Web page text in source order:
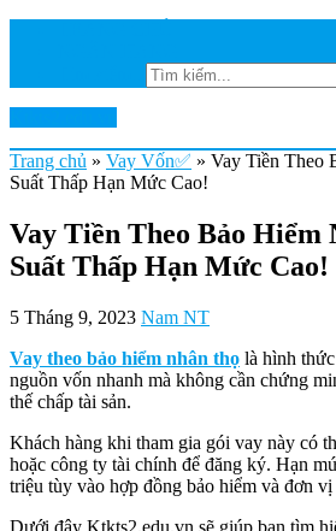
Trang chủ » Vay Vốn✅ » Vay Tiền Theo
Suất Thấp Hạn Mức Cao!
Vay Tiền Theo Bảo Hiểm
Suất Thấp Hạn Mức Cao!
5 Tháng 9, 2023 Nam NT
Vay theo bảo hiểm nhân thọ là hình
nguồn vốn nhanh mà không cần chứng
thế chấp tài sản.
Khách hàng khi tham gia gói vay này có
hoặc công ty tài chính để đăng ký. Hạn
triệu tùy vào hợp đồng bảo hiểm và đơn vị
Dưới đây Ktkts2.edu.vn sẽ giúp bạn tìm